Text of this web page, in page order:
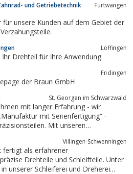
Zahnrad- und Getriebetechnik
Furtwangen
für unsere Kunden auf dem Gebiet der
Löffingen
Drehteil für Ihre Anwendung
Fridingen
der Braun GmbH
St. Georgen im Schwarzwald
mit langer Erfahrung - wir
mit Serienfertigung“ -
Mit unseren
(Stahl, Edelstahl,
Aluminium, Bronze, Kupfer, Bronze...
Villingen-Schwenningen
fertigt als erfahrener
Drehteile und Schleifteile. Unter
unserer Schleiferei und Dreherei